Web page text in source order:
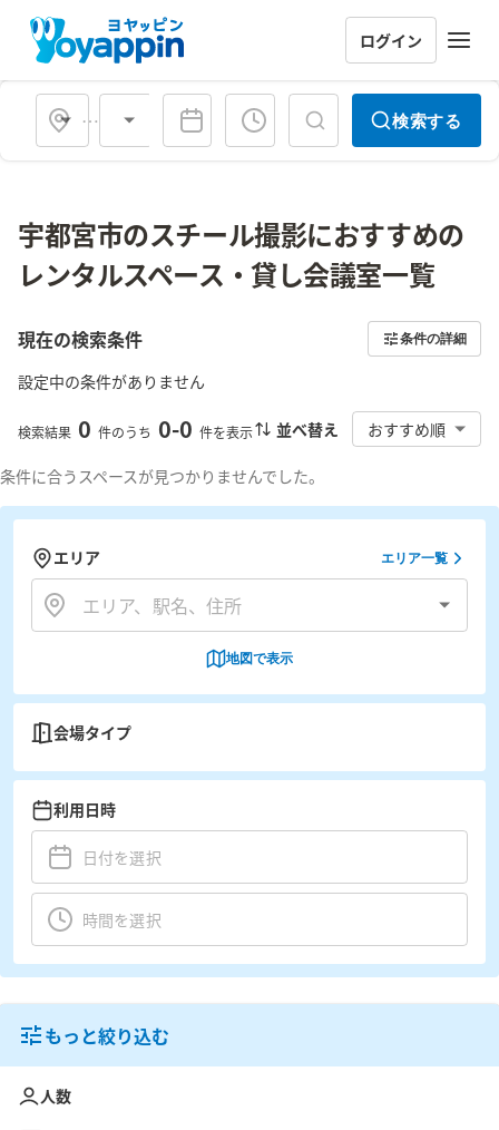
ログイン
会場タイプ 検索する
宇都宮市のスチール撮影におすすめの
レンタルスペース・貸し会議室一覧
現在の検索条件 条件の詳細
設定中の条件がありません
検索結果 0 件のうち 0-0 件を表示 並べ替え おすすめ順
条件に合うスペースが見つかりませんでした。
エリア エリア一覧
地図で表示
会場タイプ
利用日時
もっと絞り込む
人数